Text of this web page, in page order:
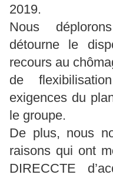
2019.
Nous
détourne le
recours au
de
exigences du
le groupe.
De plus, nous
raisons qui ont
DIRECCTE